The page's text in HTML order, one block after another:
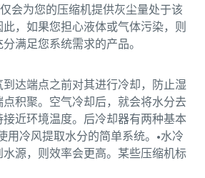
会为您的压缩机提供灰尘量处于该
，如果您担心液体或气体污染，则
满足您系统需求的产品。
达端点之前对其进行冷却，防止湿
积聚。空气冷却后，就会将水分去
近环境温度。后冷却器有两种基本
用冷风提取水分的简单系统。•水冷
源，则效率会更高。某些压缩机标